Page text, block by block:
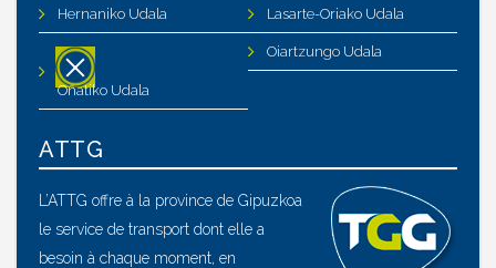
Hernaniko Udala Lasarte-Oriako Udala
Oñatiko Udala
Oiartzungo Udala
ATTG
L’ATTG offre à la province de Gipuzkoa
le service de transport dont elle a
besoin à chaque moment, en